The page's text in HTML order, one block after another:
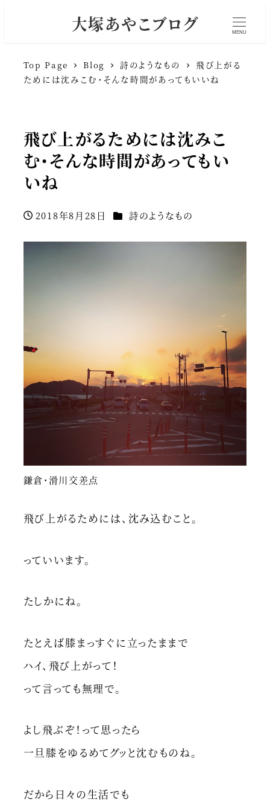
大塚あやこブログ MENU
Top Page Blog 詩のようなもの
飛び上がる
ためには沈みこむ・そんな時間があってもいいね
飛び上がるためには沈みこ
む・そんな時間があってもい
いね
投稿日
2018年8月28日 カテゴリー
詩のようなもの
鎌倉・滑川交差点
飛び上がるためには、沈み込むこと。
っていいます。
たしかにね。
たとえば膝まっすぐに立ったままで
ハイ、飛び上がって！
って言っても無理で。
よし飛ぶぞ！って思ったら
一旦膝をゆるめてグッと沈むものね。
だから日々の生活でも